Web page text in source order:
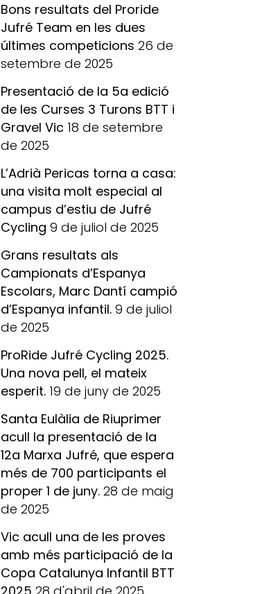
Bons resultats del Proride
Jufré Team en les dues
últimes competicions 26 de
setembre de 2025
Presentació de la 5a edició
de les Curses 3 Turons BTT i
Gravel Vic 18 de setembre
de 2025
L’Adrià Pericas torna a casa:
una visita molt especial al
campus d’estiu de Jufré
Cycling 9 de juliol de 2025
Grans resultats als
Campionats d’Espanya
Escolars, Marc Dantí campió
d’Espanya infantil. 9 de juliol
de 2025
ProRide Jufré Cycling 2025.
Una nova pell, el mateix
esperit. 19 de juny de 2025
Santa Eulàlia de Riuprimer
acull la presentació de la
12a Marxa Jufré, que espera
més de 700 participants el
proper 1 de juny. 28 de maig
de 2025
Vic acull una de les proves
amb més participació de la
Copa Catalunya Infantil BTT